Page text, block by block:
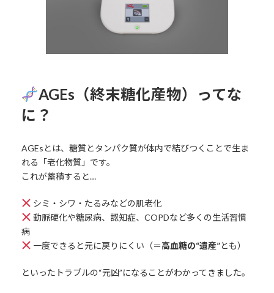
AGEs（終末糖化産物）ってな
に？
AGEsとは、糖質とタンパク質が体内で結びつくことで生ま
れる「老化物質」です。
これが蓄積すると…
シミ・シワ・たるみなどの肌老化
動脈硬化や糖尿病、認知症、COPDなど多くの生活習慣
病
一度できると元に戻りにくい（＝高血糖の“遺産”とも）
といったトラブルの“元凶”になることがわかってきました。